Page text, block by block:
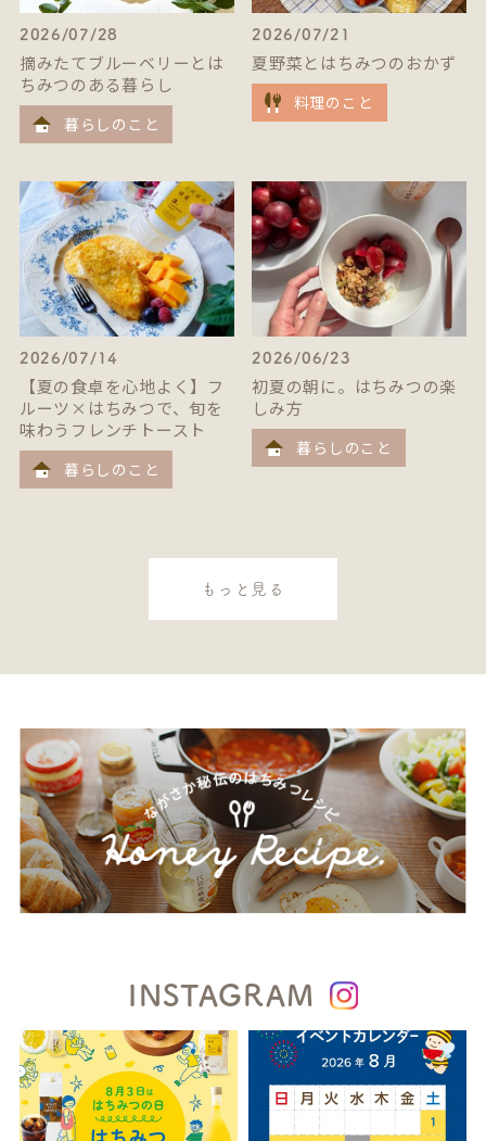
2026/07/28
摘みたてブルーベリーとは
ちみつのある暮らし
暮らしのこと
2026/07/21
夏野菜とはちみつのおかず
料理のこと
2026/07/14
【夏の食卓を心地よく】フ
ルーツ×はちみつで、旬を
味わうフレンチトースト
暮らしのこと
2026/06/23
初夏の朝に。はちみつの楽
しみ方
暮らしのこと
もっと見る
INSTAGRAM